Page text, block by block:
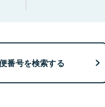
番号を検索する